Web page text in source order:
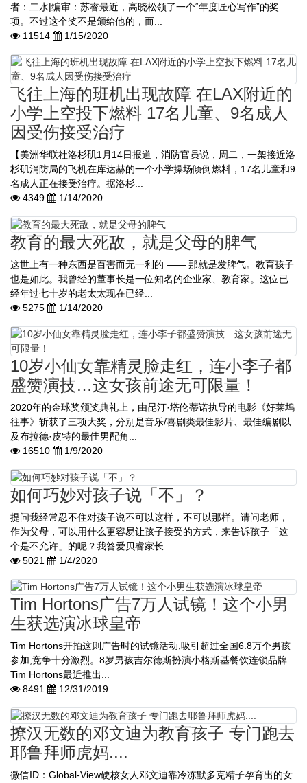
者：二水|编审：苏睿最近，高晓松领了一个“年度匠心写作”的奖
项。不过这个奖不是颁给他的，而...
11514
1/15/2020
飞往上海的班机出现故障 在LAX附近的
小学上空投下燃料 17名儿童、9名成人
因受伤接受治疗
【美洲华联社洛杉矶1月14日报道，消防官员说，周二，一架接近洛
杉矶消防局的飞机在库达赫的一个小学操场倾倒燃料，17名儿童和9
名成人正在接受治疗。据洛杉...
4349
1/14/2020
教育的最大死敌，就是父母的脾气
这世上有一种东西是百害而无一利的 —— 那就是发脾气。教育孩子
也是如此。我曾经的董事长是一位知名的企业家、教育家。这位已
经年过七十岁的老太太现在已经...
5275
1/14/2020
10岁小仙女靠精灵脸走红，连小李子都
盛赞演技…这女孩前途无可限量！
2020年的金球奖颁奖典礼上，由昆汀·塔伦蒂诺执导的电影《好莱坞
往事》斩获了三项大奖，分别是音乐/喜剧类最佳影片、最佳编剧以
及布拉德·皮特的最佳男配角...
16510
1/9/2020
如何巧妙对孩子说「不」？
提问我经常忍不住对孩子说不可以这样，不可以那样。请问老师，
作为父母，可以用什么更容易让孩子接受的方式，来告诉孩子「这
个是不允许」的呢？我答爱贝睿家长...
5021
1/4/2020
Tim Hortons广告7万人试镜！这个小男
生获选演冰球皇帝
Tim Hortons开拍这则广告时的试镜活动,吸引超过全国6.8万个男孩
参加,竞争十分激烈。8岁男孩吉尔德斯扮演小格斯基餐饮连锁品牌
Tim Hortons最近推出...
8491
12/31/2019
撩汉无数的邓文迪为教育孩子 专门跑去
耶鲁拜师虎妈....
微信ID：Global-View硬核女人邓文迪靠冷冻默多克精子孕育出的女